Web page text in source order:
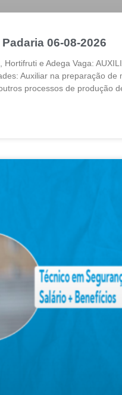
06-08-2026
Hortifruti e Adega Vaga:
Auxiliar na preparação de
processos de produção